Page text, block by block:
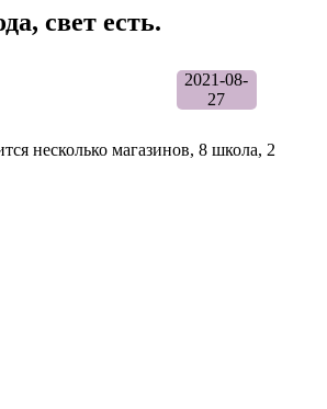
свет есть.
2021-08-
27
несколько магазинов, 8 школа, 2